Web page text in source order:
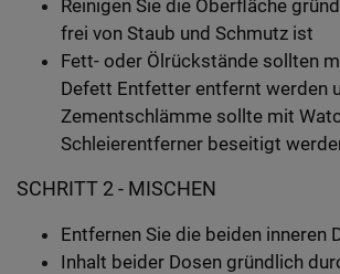
Reinigen Sie die Oberfläche
frei von Staub und Schmutz ist
Fett- oder Ölrückstände sollten
Defett Entfetter entfernt werden
Zementschlämme sollte mit
Schleierentferner beseitigt
SCHRITT 2 - MISCHEN
Entfernen Sie die beiden inneren
Inhalt beider Dosen gründlich